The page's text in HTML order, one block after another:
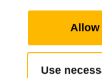
Allow
Use